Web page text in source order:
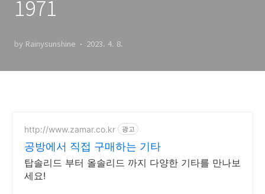
1971
by Rainysunshine 2023. 4. 8.
http://www.zamar.co.kr 광고
공방에서 직접 구매하는 기타
탑솔리드 부터 올솔리드 까지 다양한 기타를 만나보
세요!